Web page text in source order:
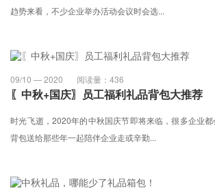
趋势来看，不少企业举办活动会议时会选...
09/10 — 2020 阅读量： 436
〖中秋+国庆〗员工福利礼品背包大推荐
时光飞逝，2020年的中秋国庆节即将来临，很多企业
背包送给那些年一起陪伴企业走或辛勤...